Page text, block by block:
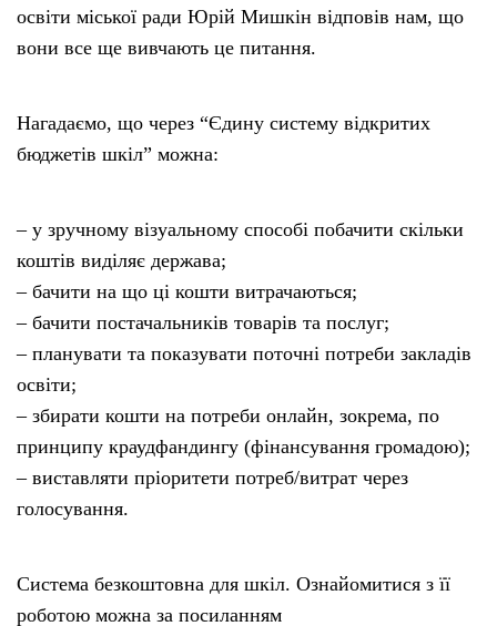
освіти міської ради Юрій Мишкін відповів нам, що
вони все ще вивчають це питання.
Нагадаємо, що через “Єдину систему відкритих
бюджетів шкіл” можна:
– у зручному візуальному способі побачити скільки
коштів виділяє держава;
– бачити на що ці кошти витрачаються;
– бачити постачальників товарів та послуг;
– планувати та показувати поточні потреби закладів
освіти;
– збирати кошти на потреби онлайн, зокрема, по
принципу краудфандингу (фінансування громадою);
– виставляти пріоритети потреб/витрат через
голосування.
Система безкоштовна для шкіл. Ознайомитися з її
роботою можна за посиланням